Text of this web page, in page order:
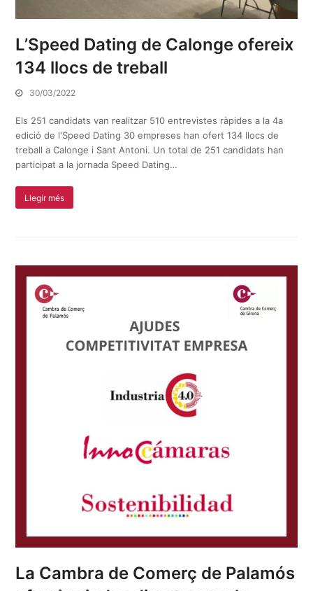
L’Speed Dating de Calonge ofereix
134 llocs de treball
30/03/2022
Els 251 candidats van realitzar 510 entrevistes ràpides a la 4a
edició de l'Speed Dating 30 empreses han ofert 134 llocs de
treball a Calonge i Sant Antoni. Un total de 251 candidats han
participat a la jornada Speed Dating…
Llegir més
La Cambra de Comerç de Palamós